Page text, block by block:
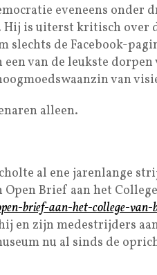
eveneens onder
is uiterst kritisch over
slechts de Facebook-
van de leukste dorpen
van
alleen.
al ene jarenlange
Brief aan het
brief-aan-het-college-
en zijn medestrijders
nu al sinds de